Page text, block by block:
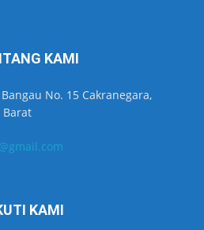
KAMI
No. 15 Cakranegara,
Barat
KAMI